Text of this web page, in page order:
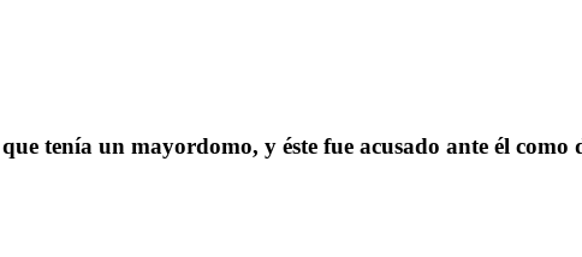
tenía un mayordomo, y éste fue acusado ante él como